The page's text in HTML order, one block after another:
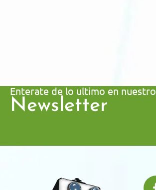
Enterate de lo ultimo en nuestro
Newsletter